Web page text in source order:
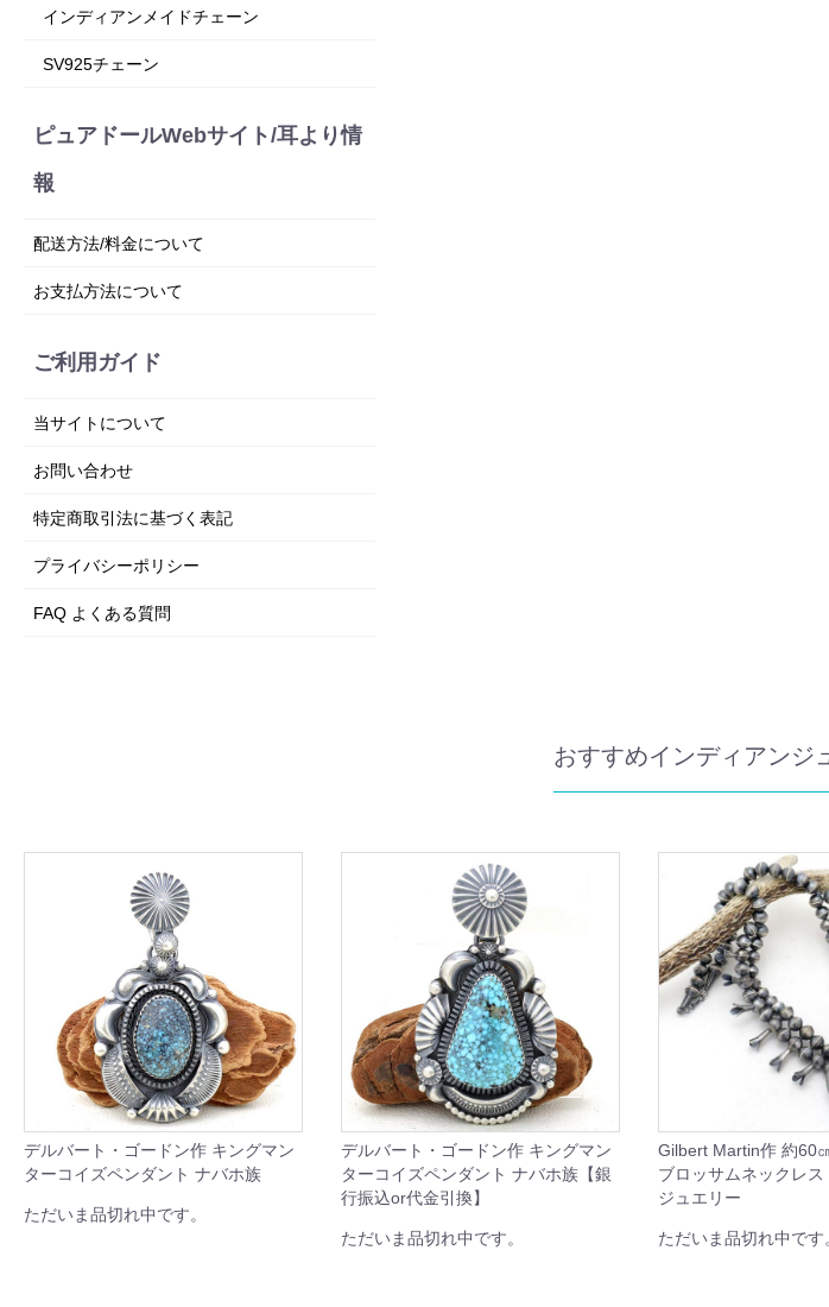
インディアンメイドチェーン
SV925チェーン
ピュアドールWebサイト/耳より情
報
配送方法/料金について
お支払方法について
ご利用ガイド
当サイトについて
お問い合わせ
特定商取引法に基づく表記
プライバシーポリシー
FAQ よくある質問
おすすめインディアンジ
デルバート・ゴードン作 キングマン
ターコイズペンダント ナバホ族
ただいま品切れ中です。
デルバート・ゴードン作 キングマン
ターコイズペンダント ナバホ族【銀
行振込or代金引換】
ただいま品切れ中です。
Gilbert Martin作 約60
ブロッサムネックレ
ジュエリー
ただいま品切れ中です